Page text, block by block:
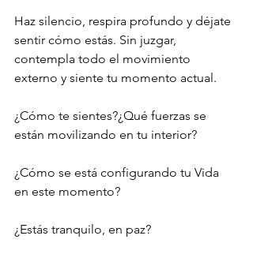
Haz silencio, respira profundo y déjate
sentir cómo estás. Sin juzgar,
contempla todo el movimiento
externo y siente tu momento actual.
¿Cómo te sientes?¿Qué fuerzas se
están movilizando en tu interior?
¿Cómo se está configurando tu Vida
en este momento?
¿Estás tranquilo, en paz?